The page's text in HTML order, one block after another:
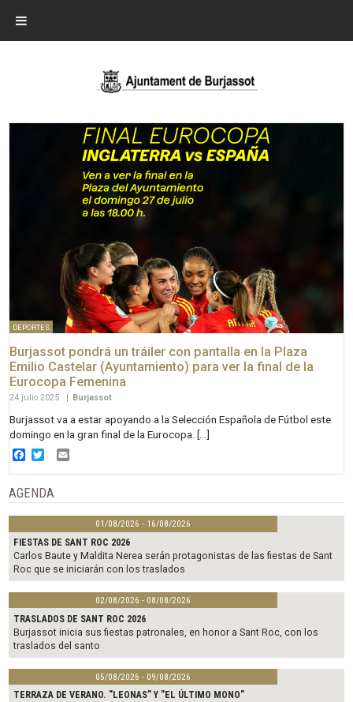
DEPORTES
Burjassot pondrá un tráiler con pantalla en la Plaza
Emilio Castelar (Ayuntamiento) para ver la final de la
Eurocopa Femenina
24 julio 2025 Burjassot
Burjassot va a estar apoyando a la Selección Española de Fútbol este
domingo en la gran final de la Eurocopa. […]
Facebook
Twitter
AGENDA
01/08/2026 - 16/08/2026
FIESTAS DE SANT ROC 2026
Carlos Baute y Maldita Nerea serán protagonistas de las fiestas de Sant
Roc que se iniciarán con los traslados
02/08/2026 - 08/08/2026
TRASLADOS DE SANT ROC 2026
Burjassot inicia sus fiestas patronales, en honor a Sant Roc, con los
traslados del santo
05/08/2026 - 09/08/2026
TERRAZA DE VERANO. "LEONAS" Y "EL ÚLTIMO MONO"